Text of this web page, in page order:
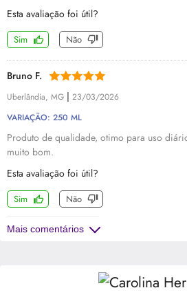
Esta avaliação foi útil?
Sim Não
Bruno F.
Uberlândia, MG | 23/03/2026
VARIAÇÃO: 250 ML
Produto de qualidade, otimo para uso
muito bom.
Esta avaliação foi útil?
Sim Não
Mais comentários